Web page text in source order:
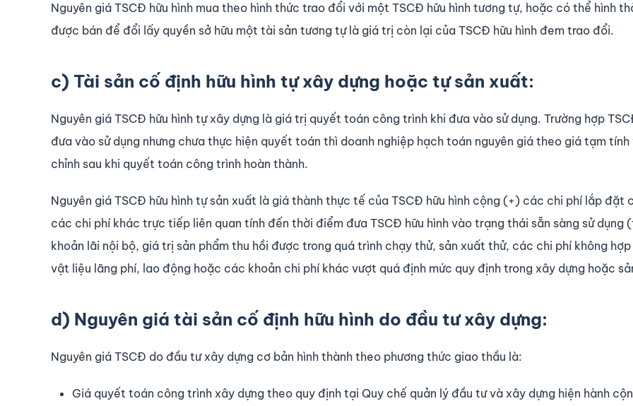
Nguyên giá TSCĐ hữu hình mua theo hình thức trao đổi với một TSCĐ hữu hình tương tự, hoặc có thể hình
được bán để đổi lấy quyền sở hữu một tài sản tương tự là giá trị còn lại của TSCĐ hữu hình đem trao đổi.
c) Tài sản cố định hữu hình tự xây dựng hoặc tự sản xuất:
Nguyên giá TSCĐ hữu hình tự xây dựng là giá trị quyết toán công trình khi đưa vào sử dụng. Trường hợp
đưa vào sử dụng nhưng chưa thực hiện quyết toán thì doanh nghiệp hạch toán nguyên giá theo giá tạm tính
chỉnh sau khi quyết toán công trình hoàn thành.
Nguyên giá TSCĐ hữu hình tự sản xuất là giá thành thực tế của TSCĐ hữu hình cộng (+) các chi phí lắp đặt
các chi phí khác trực tiếp liên quan tính đến thời điểm đưa TSCĐ hữu hình vào trạng thái sẵn sàng sử dụng
khoản lãi nội bộ, giá trị sản phẩm thu hồi được trong quá trình chạy thử, sản xuất thử, các chi phí không hợp
vật liệu lãng phí, lao động hoặc các khoản chi phí khác vượt quá định mức quy định trong xây dựng hoặc
d) Nguyên giá tài sản cố định hữu hình do đầu tư xây dựng:
Nguyên giá TSCĐ do đầu tư xây dựng cơ bản hình thành theo phương thức giao thầu là:
Giá quyết toán công trình xây dựng theo quy định tại Quy chế quản lý đầu tư và xây dựng hiện hành